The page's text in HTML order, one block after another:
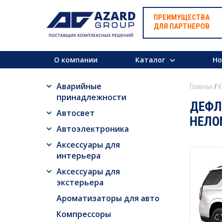
ПРЕИМУЩЕСТВА
ДЛЯ ПАРТНЕРОВ
О компании Каталог
Аварийные
принадлежности
Автосвет
Автоэлектроника
Аксессуары для
интерьера
Аксессуары для
экстерьера
Ароматизаторы для авто
Компрессоры
Главная